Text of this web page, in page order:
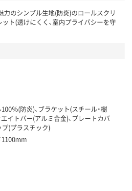
力のシンプル生地(防炎)のロールスクリ
ト(透けにくく、室内プライバシーを守
％(防炎)、ブラケット(スチール・樹
エイトバー(アルミ合金)、プレートカバ
プ(プラスチック)